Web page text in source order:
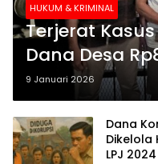
HUKUM & KRIMINAL
Terjerat
Dana Desa
Kolaka
Tahanan
9 Januari 2026
Dana
Dikelola
LPJ 2024